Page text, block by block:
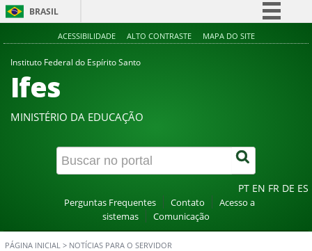
BRASIL
Simplifique!
Canais
ACESSIBILIDADE ALTO CONTRASTE MAPA DO SITE
Instituto Federal do Espírito Santo
Ifes
MINISTÉRIO DA EDUCAÇÃO
PT EN FR DE ES
Perguntas Frequentes Contato
Acesso a
sistemas
Comunicação
PÁGINA INICIAL > NOTÍCIAS PARA O SERVIDOR